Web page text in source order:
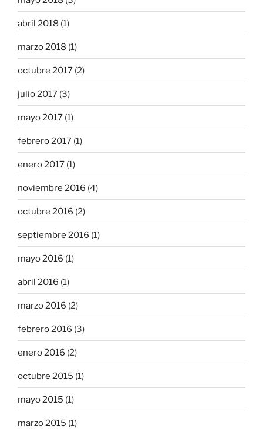
abril 2018 (1)
marzo 2018 (1)
octubre 2017 (2)
julio 2017 (3)
mayo 2017 (1)
febrero 2017 (1)
enero 2017 (1)
noviembre 2016 (4)
octubre 2016 (2)
septiembre 2016 (1)
mayo 2016 (1)
abril 2016 (1)
marzo 2016 (2)
febrero 2016 (3)
enero 2016 (2)
octubre 2015 (1)
mayo 2015 (1)
marzo 2015 (1)